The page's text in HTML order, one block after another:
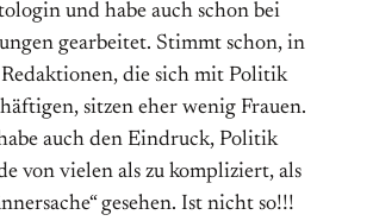
und habe auch schon bei
gearbeitet. Stimmt schon, in
die sich mit Politik
sitzen eher wenig Frauen.
auch den Eindruck, Politik
von vielen als zu kompliziert, als
gesehen. Ist nicht so!!!